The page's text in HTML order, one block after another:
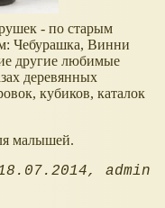
- по старым
Чебурашка, Винни
другие любимые
деревянных
кубиков, каталок
малышей.
admin